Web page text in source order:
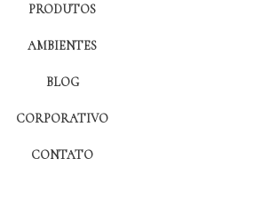
PRODUTOS
AMBIENTES
BLOG
CORPORATIVO
CONTATO